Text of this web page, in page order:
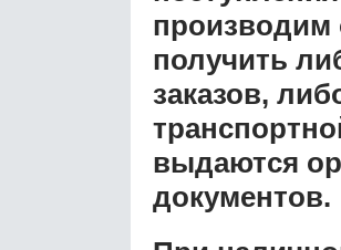
производим
получить
заказов,
выдаются
документов.